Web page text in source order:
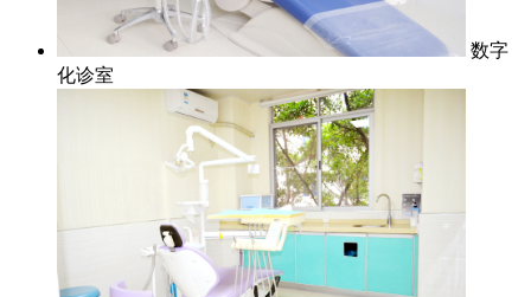
数字
化诊室